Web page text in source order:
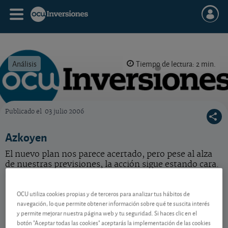
Análisis Tiempo de lectura: 2 min.
Publicado el 03 julio 2006
Azkoyen
El nuevo plan nos parece acertado, pero pese al alza
de nuestras previsiones, la acción sigue estando cara.
ES0112458312
07/08/2026 Madrid
-
OCU utiliza cookies propias y de terceros para analizar tus hábitos de
navegación, lo que permite obtener información sobre qué te suscita interés
y permite mejorar nuestra página web y tu seguridad. Si haces clic en el
botón "Aceptar todas las cookies" aceptarás la implementación de las cookies